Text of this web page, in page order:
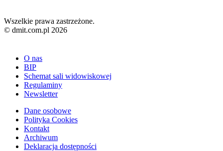
Wszelkie prawa zastrzeżone.
© dmit.com.pl 2026
O nas
BIP
Schemat sali widowiskowej
Regulaminy
Newsletter
Dane osobowe
Polityka Cookies
Kontakt
Archiwum
Deklaracja dostępności